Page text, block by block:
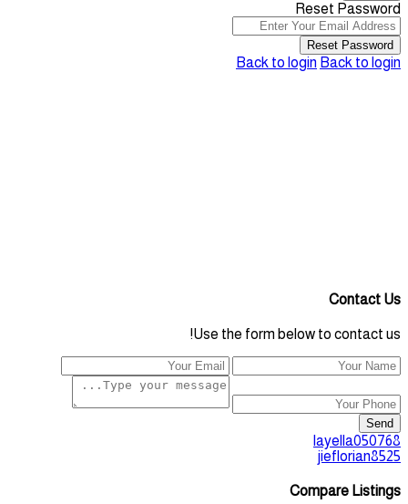
Reset Password
Reset Password
Back to login Back to login
Contact Us
Use the form below to contact us!
Send
layella050768
jieflorian8525
Compare Listings